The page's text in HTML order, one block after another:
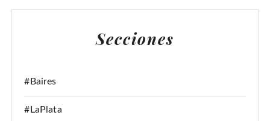
C
Secciones
#Baires
#LaPlata